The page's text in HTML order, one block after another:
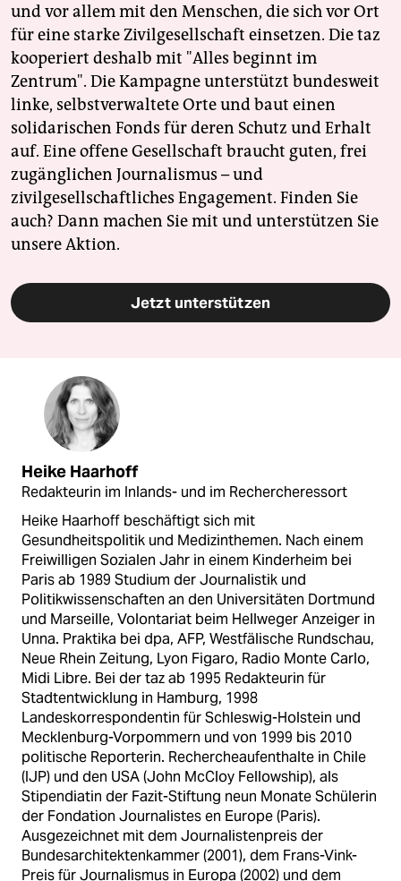
und vor allem mit den Menschen, die sich vor Ort
für eine starke Zivilgesellschaft einsetzen. Die taz
kooperiert deshalb mit "Alles beginnt im
Zentrum". Die Kampagne unterstützt bundesweit
linke, selbstverwaltete Orte und baut einen
solidarischen Fonds für deren Schutz und Erhalt
auf. Eine offene Gesellschaft braucht guten, frei
zugänglichen Journalismus – und
zivilgesellschaftliches Engagement. Finden Sie
auch? Dann machen Sie mit und unterstützen Sie
unsere Aktion.
Jetzt unterstützen
Heike Haarhoff
Redakteurin im Inlands- und im Rechercheressort
Heike Haarhoff beschäftigt sich mit
Gesundheitspolitik und Medizinthemen. Nach einem
Freiwilligen Sozialen Jahr in einem Kinderheim bei
Paris ab 1989 Studium der Journalistik und
Politikwissenschaften an den Universitäten Dortmund
und Marseille, Volontariat beim Hellweger Anzeiger in
Unna. Praktika bei dpa, AFP, Westfälische Rundschau,
Neue Rhein Zeitung, Lyon Figaro, Radio Monte Carlo,
Midi Libre. Bei der taz ab 1995 Redakteurin für
Stadtentwicklung in Hamburg, 1998
Landeskorrespondentin für Schleswig-Holstein und
Mecklenburg-Vorpommern und von 1999 bis 2010
politische Reporterin. Rechercheaufenthalte in Chile
(IJP) und den USA (John McCloy Fellowship), als
Stipendiatin der Fazit-Stiftung neun Monate Schülerin
der Fondation Journalistes en Europe (Paris).
Ausgezeichnet mit dem Journalistenpreis der
Bundesarchitektenkammer (2001), dem Frans-Vink-
Preis für Journalismus in Europa (2002) und dem